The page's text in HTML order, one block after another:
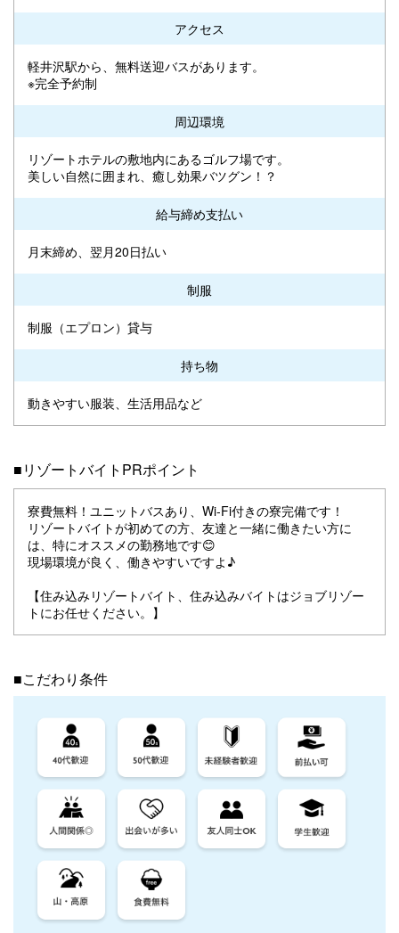
アクセス
軽井沢駅から、無料送迎バスがあります。
※完全予約制
周辺環境
リゾートホテルの敷地内にあるゴルフ場です。
美しい自然に囲まれ、癒し効果バツグン！？
給与締め支払い
月末締め、翌月20日払い
制服
制服（エプロン）貸与
持ち物
動きやすい服装、生活用品など
■リゾートバイトPRポイント
寮費無料！ユニットバスあり、Wi-Fi付きの寮完備です！
リゾートバイトが初めての方、友達と一緒に働きたい方に
は、特にオススメの勤務地です😊
現場環境が良く、働きやすいですよ♪
【住み込みリゾートバイト、住み込みバイトはジョブリゾー
トにお任せください。】
■こだわり条件